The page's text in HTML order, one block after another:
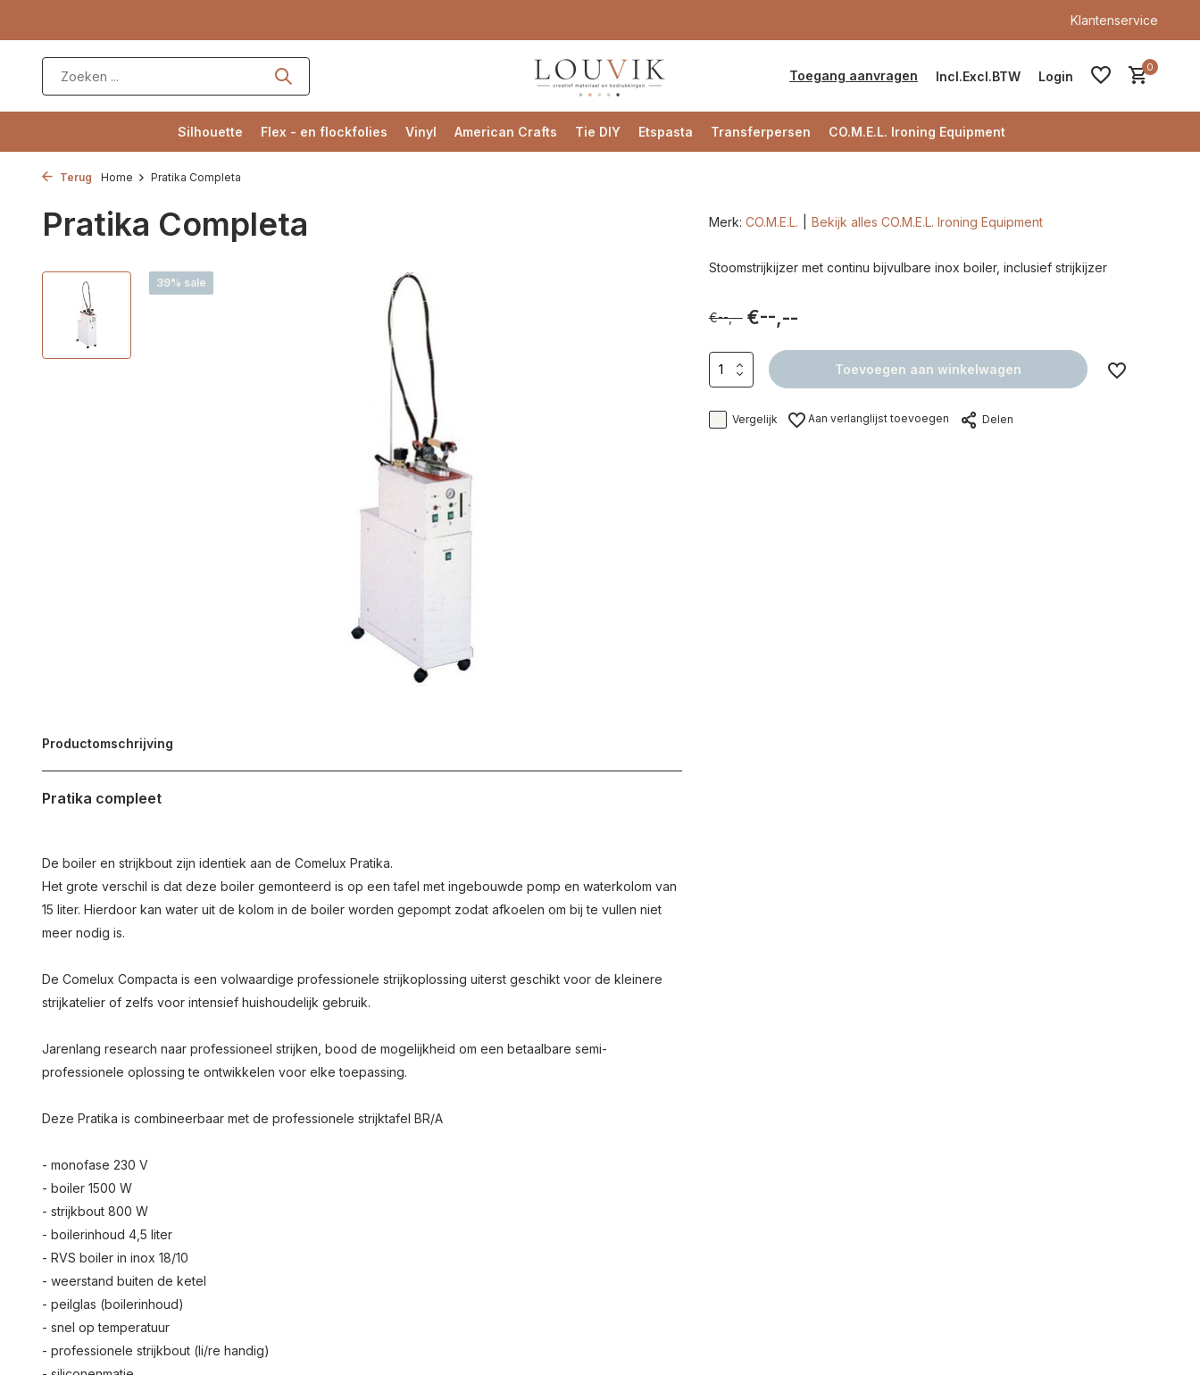
Klantenservice
Toegang aanvragen Incl.Excl.BTW Login
0
Silhouette Flex - en flockfolies Vinyl American Crafts Tie DIY Etspasta Transferpersen CO.M.E.L. Ironing Equipment
Terug Home Pratika Completa
Pratika Completa
39% sale
Productomschrijving
Pratika compleet
De boiler en strijkbout zijn identiek aan de Comelux Pratika.
Het grote verschil is dat deze boiler gemonteerd is op een tafel met ingebouwde pomp en waterkolom van
15 liter. Hierdoor kan water uit de kolom in de boiler worden gepompt zodat afkoelen om bij te vullen niet
meer nodig is.
De Comelux Compacta is een volwaardige professionele strijkoplossing uiterst geschikt voor de kleinere
strijkatelier of zelfs voor intensief huishoudelijk gebruik.
Jarenlang research naar professioneel strijken, bood de mogelijkheid om een betaalbare semi-
professionele oplossing te ontwikkelen voor elke toepassing.
Deze Pratika is combineerbaar met de professionele strijktafel BR/A
- monofase 230 V
- boiler 1500 W
- strijkbout 800 W
- boilerinhoud 4,5 liter
- RVS boiler in inox 18/10
- weerstand buiten de ketel
- peilglas (boilerinhoud)
- snel op temperatuur
- professionele strijkbout (li/re handig)
Merk: CO.M.E.L. Bekijk alles CO.M.E.L. Ironing Equipment
Stoomstrijkijzer met continu bijvulbare inox boiler, inclusief strijkijzer
€--,-- €--,--
Toevoegen aan winkelwagen
Vergelijk Aan verlanglijst toevoegen Delen